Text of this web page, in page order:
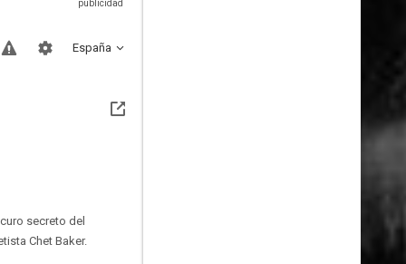
España
secreto del
Chet Baker.